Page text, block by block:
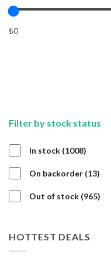
₺0
Filter by stock status
In stock 10081008
On backorder 1313
Out of stock 965965
HOTTEST DEALS